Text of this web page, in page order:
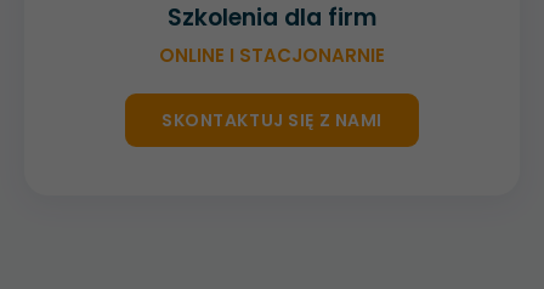
Szkolenia dla firm
ONLINE I STACJONARNIE
SKONTAKTUJ SIĘ Z NAMI